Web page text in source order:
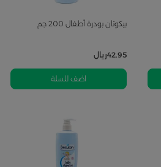
بيكوتان بودرة أطفال 200 جم
42.95ريال
اضف للسلة